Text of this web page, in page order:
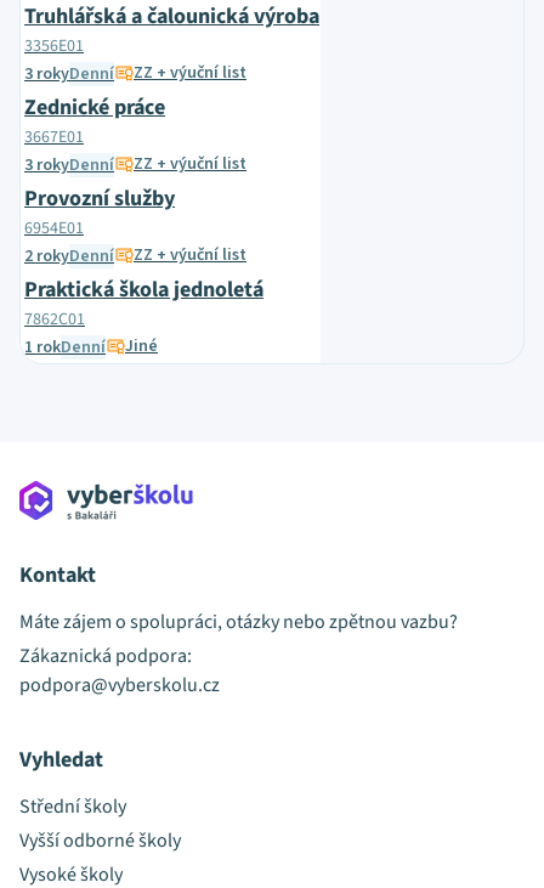
Truhlářská a čalounická výroba
3356E01
3 rokyDenní ZZ + výuční list
Zednické práce
3667E01
3 rokyDenní ZZ + výuční list
Provozní služby
6954E01
2 rokyDenní ZZ + výuční list
Praktická škola jednoletá
7862C01
1 rokDenní Jiné
Kontakt
Máte zájem o spolupráci, otázky nebo zpětnou vazbu?
Zákaznická podpora:
podpora@vyberskolu.cz
Vyhledat
Střední školy
Vyšší odborné školy
Vysoké školy